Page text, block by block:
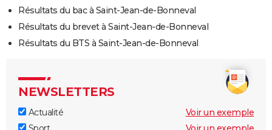
Résultats du bac à Saint-Jean-de-Bonneval
Résultats du brevet à Saint-Jean-de-Bonneval
Résultats du BTS à Saint-Jean-de-Bonneval
NEWSLETTERS
Actualité
Voir un exemple